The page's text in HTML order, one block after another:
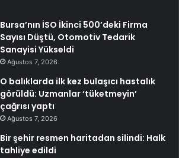
Bursa’nın İSO İkinci 500’deki Firma
Sayısı Düştü, Otomotiv Tedarik
Sanayisi Yükseldi
Ağustos 7, 2026
O balıklarda ilk kez bulaşıcı hastalık
görüldü: Uzmanlar ‘tüketmeyin’
çağrısı yaptı
Ağustos 7, 2026
Bir şehir resmen haritadan silindi: Halk
tahliye edildi